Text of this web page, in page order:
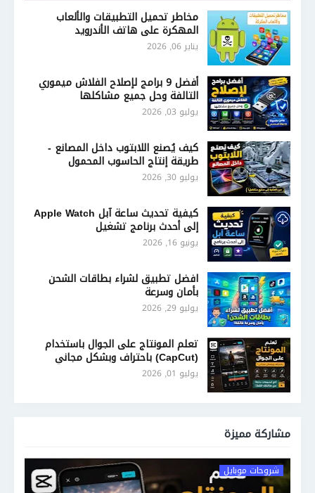
مخاطر تحميل التطبيقات والألعاب
المهكرة على هاتف الأندرويد
يناير 06, 2026
أفضل 9 برامج لإصلاح الفلاش ميموري
التالفة وحل جميع مشاكلها
يوليو 03, 2026
كيف يُصنع اللابتوب داخل المصانع -
طريقة إنتاج الحاسوب المحمول
يوليو 30, 2026
كيفية تحديث ساعة آبل Apple Watch
إلى أحدث برنامج تشغيل
يونيو 16, 2026
افضل تطبيق لشراء بطاقات الشحن
بأمان وسرعة
يوليو 29, 2026
تعلم المونتاج على الجوال باستخدام
(CapCut) باحتراف وبشكل مجاني
يوليو 01, 2026
مشاركة مميزة
شروحات موبايل